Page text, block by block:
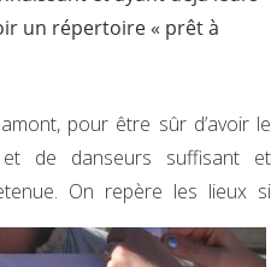
un répertoire « prêt à
pour être sûr d’avoir le
de danseurs suffisant et
On repère les lieux si